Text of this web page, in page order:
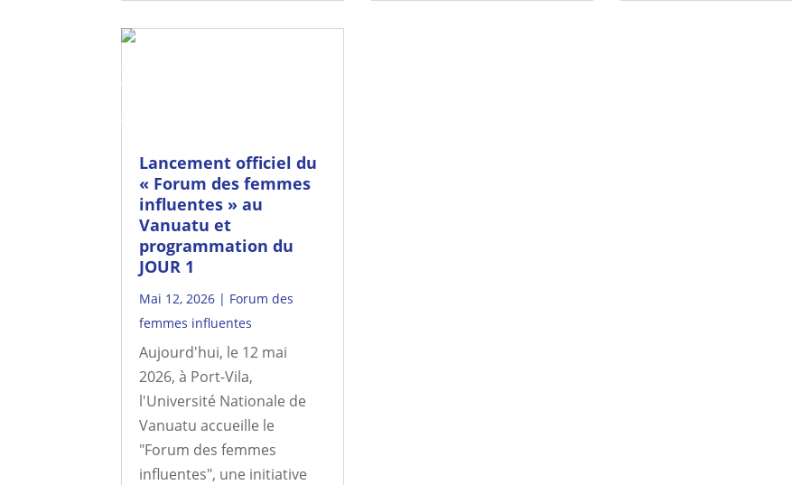
Lancement officiel du
« Forum des femmes
influentes » au
Vanuatu et
programmation du
JOUR 1
Mai 12, 2026 | Forum des
femmes influentes
Aujourd'hui, le 12 mai
2026, à Port-Vila,
l'Université Nationale de
Vanuatu accueille le
"Forum des femmes
influentes", une initiative